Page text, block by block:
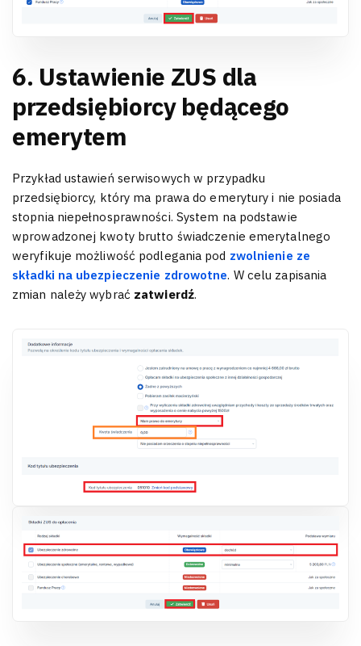
6. Ustawienie ZUS dla
przedsiębiorcy będącego
emerytem
Przykład ustawień serwisowych w przypadku
przedsiębiorcy, który ma prawa do emerytury i nie posiada
stopnia niepełnosprawności. System na podstawie
wprowadzonej kwoty brutto świadczenie emerytalnego
weryfikuje możliwość podlegania pod zwolnienie ze
składki na ubezpieczenie zdrowotne. W celu zapisania
zmian należy wybrać zatwierdź.